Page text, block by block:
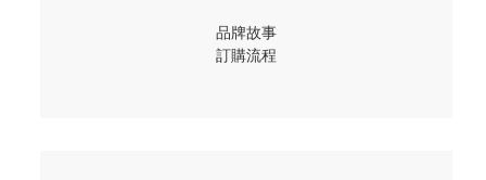
品牌故事
訂購流程